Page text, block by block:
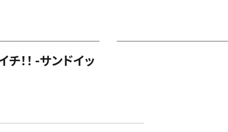
！！ -サンドイッ